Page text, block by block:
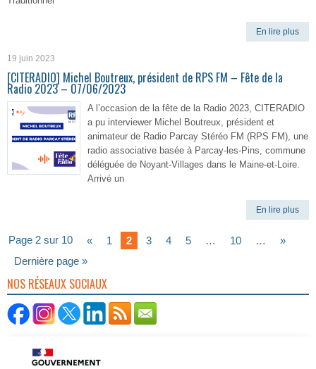
En lire plus
19 juin 2023
[CITERADIO] Michel Boutreux, président de RPS FM – Fête de la
Radio 2023 – 07/06/2023
A l’occasion de la fête de la Radio 2023, CITERADIO
a pu interviewer Michel Boutreux, président et
animateur de Radio Parcay Stéréo FM (RPS FM), une
radio associative basée à Parcay-les-Pins, commune
déléguée de Noyant-Villages dans le Maine-et-Loire.
Arrivé un
En lire plus
Page 2 sur 10 « 1 2 3 4 5 … 10 …
»
Dernière page »
NOS RÉSEAUX SOCIAUX